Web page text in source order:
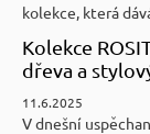
kolekce, která
Kolekce
dřeva a
11.6.2025
V dnešní